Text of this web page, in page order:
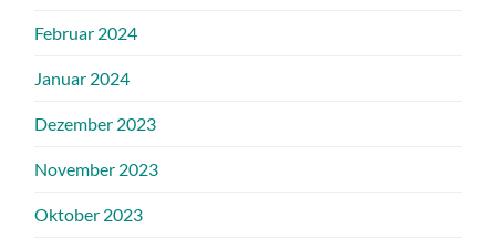
Februar 2024
Januar 2024
Dezember 2023
November 2023
Oktober 2023